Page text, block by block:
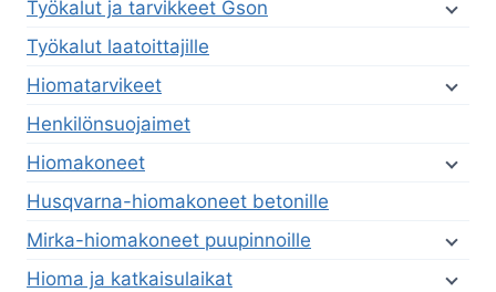
Työkalut ja tarvikkeet Gson
Työkalut laatoittajille
Hiomatarvikeet
Henkilönsuojaimet
Hiomakoneet
Husqvarna-hiomakoneet betonille
Mirka-hiomakoneet puupinnoille
Hioma ja katkaisulaikat